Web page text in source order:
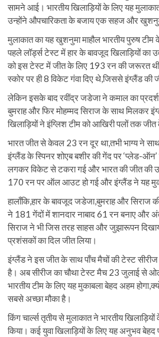
सामने आई। भारतीय खिलाड़ियों के लिए यह
उन्होंने औपचारिकता के बजाय एक सहज और
मुलाकात का यह खुशनुमा माहौल भारतीय पुरुष टीम
पहले लॉर्ड्स टेस्ट में हार के बावजूद खिलाड़ियों का
को इस टेस्ट में जीत के लिए 193 रन की जरूरत
स्कोर पर ही 8 विकेट गंवा दिए थे,जिससे इंग्लैंड की
लेकिन इसके बाद रवींद्र जडेजा ने कमाल का
बुमराह और फिर मोहम्मद सिराज के साथ मिलकर
खिलाड़ियों ने इंग्लिश टीम को आखिरी पलों तक
भारत जीत से केवल 23 रन दूर था,तभी भाग्य ने साथ
इंग्लैंड के स्पिनर शोएब बशीर की गेंद पर ‘प्लेड-
लगकर विकेट से टकरा गई और भारत की जीत की
170 रन पर ऑल आउट हो गई और इंग्लैंड ने यह
हालाँकि,हार के बावजूद जडेजा,बुमराह और सिराज
ने 181 गेंदों में शानदार नाबाद 61 रन बनाए और
सिराज ने भी जिस तरह साहस और जुझारूपन
प्रशंसकों का दिल जीत लिया।
इंग्लैंड ने इस जीत के साथ पाँच मैचों की टेस्ट
है। अब सीरीज का चौथा टेस्ट मैच 23 जुलाई से
भारतीय टीम के लिए यह मुकाबला बेहद अहम
सबसे अच्छा मौका है।
किंग चार्ल्स तृतीय से मुलाकात ने भारतीय
किया। कई युवा खिलाड़ियों के लिए यह अनुभव बेहद